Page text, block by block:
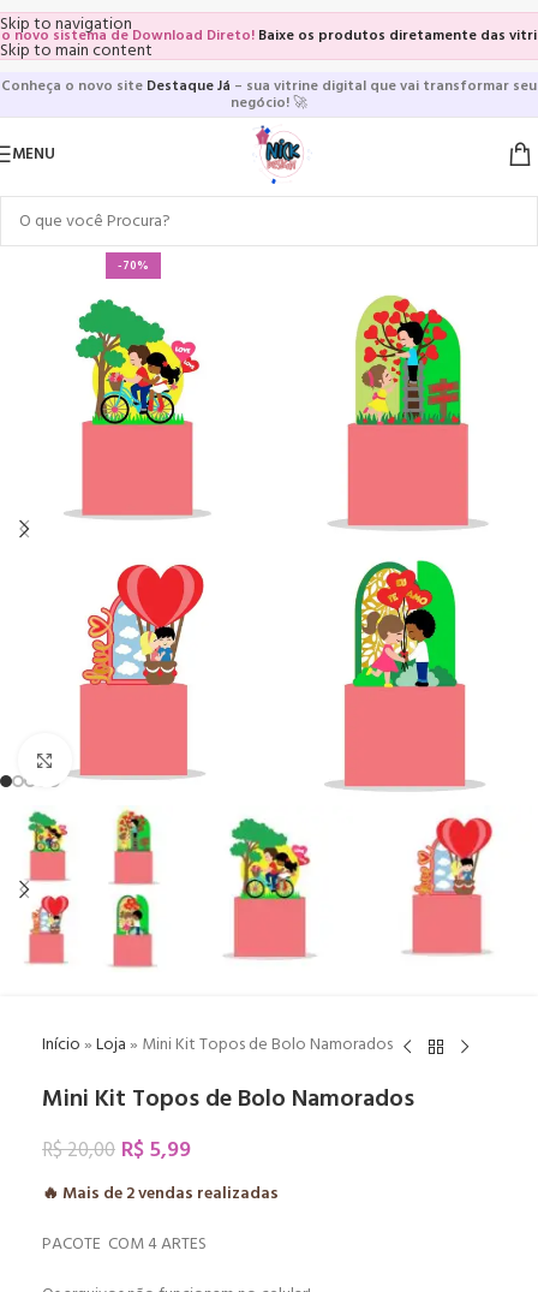
Skip to navigation
Skip to main content
sistema de Download Direto!Baixe os produtos diretamente das
Conheça o novo site Destaque Já – sua vitrine digital que vai transformar seu
negócio!🚀
MENU
-70%
Início»Loja» Mini Kit Topos de Bolo Namorados
Mini Kit Topos de Bolo Namorados
R$20,00 R$5,99
🔥 Mais de2vendas realizadas
PACOTE COM 4 ARTES